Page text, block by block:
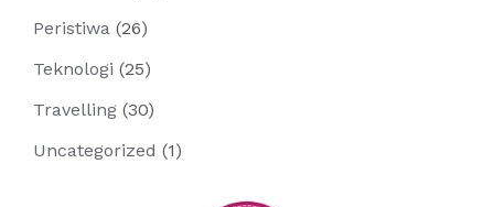
Peristiwa (26)
Teknologi (25)
Travelling (30)
Uncategorized (1)